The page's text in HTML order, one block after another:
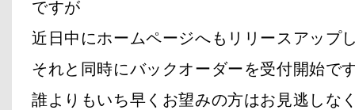
ですが
近日中にホームページへもリリースアップ
それと同時にバックオーダーを受付開始で
誰よりもいち早くお望みの方はお見逃しな